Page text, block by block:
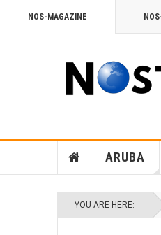
NOS-MAGAZINE
ARUBA
YOU ARE HERE: